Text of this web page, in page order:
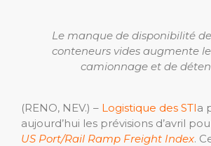
Le manque de disponibilité
conteneurs vides augmente
camionnage et de
(RENO, NEV.) – Logistique des STIa
aujourd’hui les prévisions d’avril
US Port/Rail Ramp Freight Index.